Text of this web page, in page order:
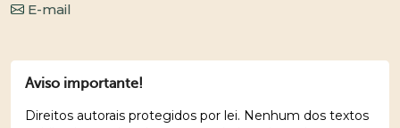
E-mail
Aviso importante!
Direitos autorais protegidos por lei. Nenhum dos textos